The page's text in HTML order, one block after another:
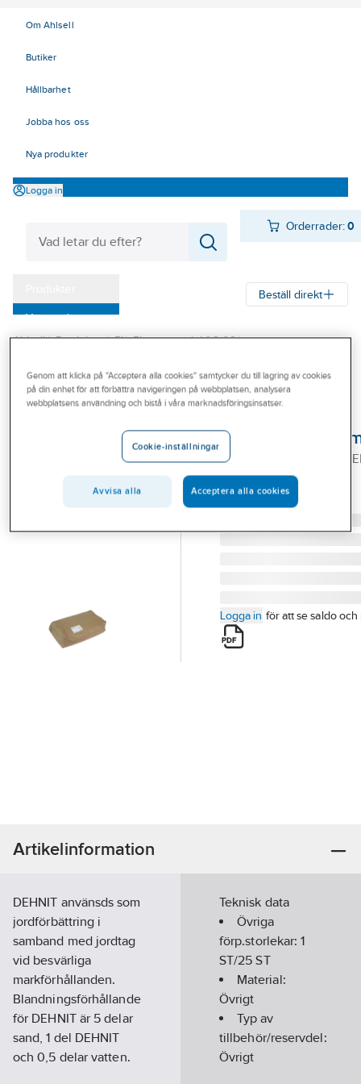
Om Ahlsell
Butiker
Hållbarhet
Jobba hos oss
Nya produkter
Logga in
Orderrader:0
Varumärken
Outlet
Branscher
Beställ direkt
Ahlsell Produkter El
Elnätsmateriel 06-09
Jordspett och tillbehör
Tillbehör Jordförbättringsmedel (EEC)
25 KG DEHNIT 25 KG
Artikelnummer:
Lev. artikelnr: 573000
Logga in för att se saldo och
Artikelinformation
DEHNIT använsds som
jordförbättring i
samband med jordtag
vid besvärliga
markförhållanden.
Blandningsförhållande
för DEHNIT är 5 delar
sand, 1 del DEHNIT
och 0,5 delar vatten.
Teknisk data
Övriga
förp.storlekar:1
ST/25 ST
Material:
Övrigt
Typ av
tillbehör/reservdel:
Övrigt
Genom att klicka på "Acceptera alla cookies" samtycker du till lagring av cookies
på din enhet för att förbättra navigeringen på webbplatsen, analysera
webbplatsens användning och bistå i våra marknadsföringsinsatser.
Cookie-inställningar
Avvisa alla Acceptera alla cookies